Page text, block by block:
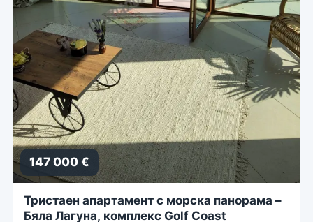
147 000 €
Тристаен апартамент с морска панорама –
Бяла Лагуна, комплекс Golf Coast